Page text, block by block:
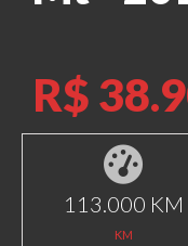
R$
113.000 KM
KM